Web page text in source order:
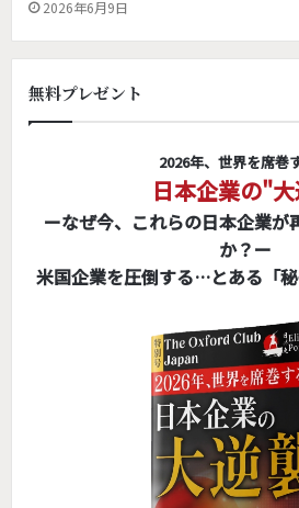
2026年6月9日
無料プレゼント
2026年、世界を席巻
日本企業の"
ーなぜ今、これらの日本企業が
か？ー
米国企業を圧倒する…とある「